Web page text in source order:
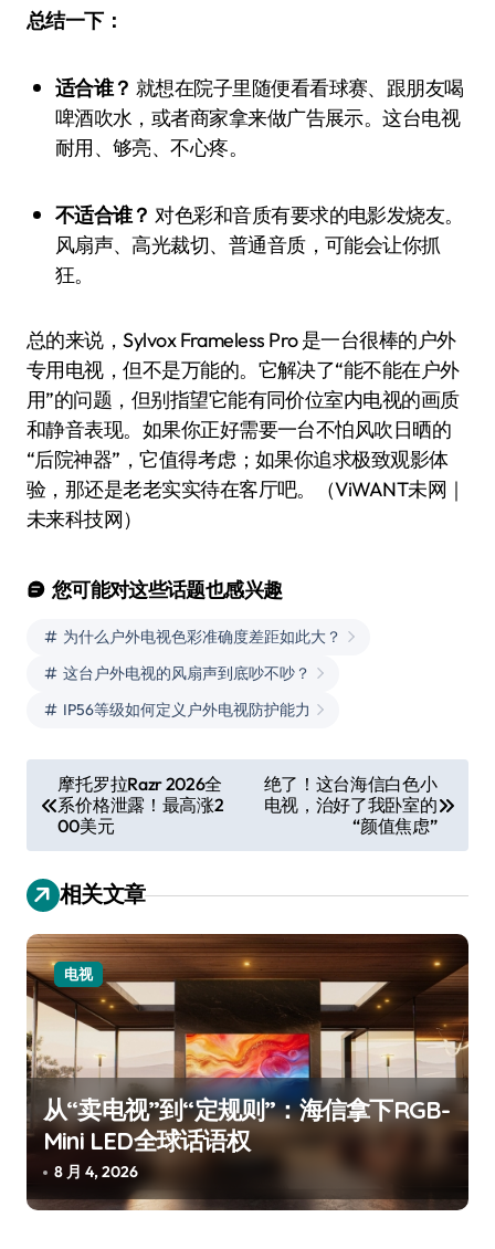
总结一下：
适合谁？ 就想在院子里随便看看球赛、跟朋友喝
啤酒吹水，或者商家拿来做广告展示。这台电视
耐用、够亮、不心疼。
不适合谁？ 对色彩和音质有要求的电影发烧友。
风扇声、高光裁切、普通音质，可能会让你抓
狂。
总的来说，Sylvox Frameless Pro 是一台很棒的户外
专用电视，但不是万能的。它解决了“能不能在户外
用”的问题，但别指望它能有同价位室内电视的画质
和静音表现。如果你正好需要一台不怕风吹日晒的
“后院神器”，它值得考虑；如果你追求极致观影体
验，那还是老老实实待在客厅吧。（ViWANT未网｜
未来科技网）
您可能对这些话题也感兴趣
为什么户外电视色彩准确度差距如此大？
这台户外电视的风扇声到底吵不吵？
IP56等级如何定义户外电视防护能力
章
导
航
摩托罗拉Razr 2026全
系价格泄露！最高涨2
00美元
绝了！这台海信白色小
电视，治好了我卧室的
“颜值焦虑”
相关文章
电视
从“卖电视”到“定规则”：海信拿下RGB-
Mini LED全球话语权
8 月 4, 2026